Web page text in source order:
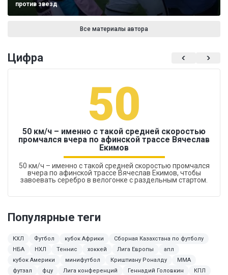
против звезд
Все материалы автора
Цифра
50
50 км/ч – именно с такой средней скоростью
промчался вчера по афинской трассе Вячеслав
Екимов
50 км/ч – именно с такой средней скоростью промчался
вчера по афинской трассе Вячеслав Екимов, чтобы
завоевать серебро в велогонке с раздельным стартом.
Популярные теги
КХЛ Футбол кубок Африки
Сборная Казахстана по футболу
НБА
НХЛ Теннис хоккей Лига Европы
апл
кубок Америки
минифутбол Криштиану Роналду
ММА
футзал
фцу Лига конференций Геннадий Головкин
КПЛ